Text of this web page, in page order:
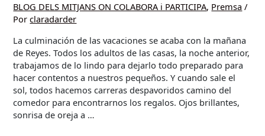
BLOG DELS MITJANS ON COLABORA i PARTICIPA, Premsa /
Porclaradarder
La culminación de las vacaciones se acaba con la mañana
de Reyes. Todos los adultos de las casas, la noche anterior,
trabajamos de lo lindo para dejarlo todo preparado para
hacer contentos a nuestros pequeños. Y cuando sale el
sol, todos hacemos carreras despavoridos camino del
comedor para encontrarnos los regalos. Ojos brillantes,
sonrisa de oreja a …